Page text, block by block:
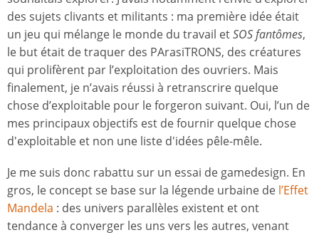
des sujets clivants et militants : ma première idée était
un jeu qui mélange le monde du travail etSOS fantômes,
le but était de traquer des PArasiTRONS, des créatures
qui prolifèrent par l’exploitation des ouvriers. Mais
finalement, je n’avais réussi à retranscrire quelque
chose d’exploitable pour le forgeron suivant. Oui, l’un de
mes principaux objectifs est de fournir quelque chose
d'exploitable et non une liste d'idées pêle-mêle.
Je me suis donc rabattu sur un essai de gamedesign. En
gros, le concept se base sur la légende urbaine de l’Effet
Mandela : des univers parallèles existent et ont
tendance à converger les uns vers les autres, venant